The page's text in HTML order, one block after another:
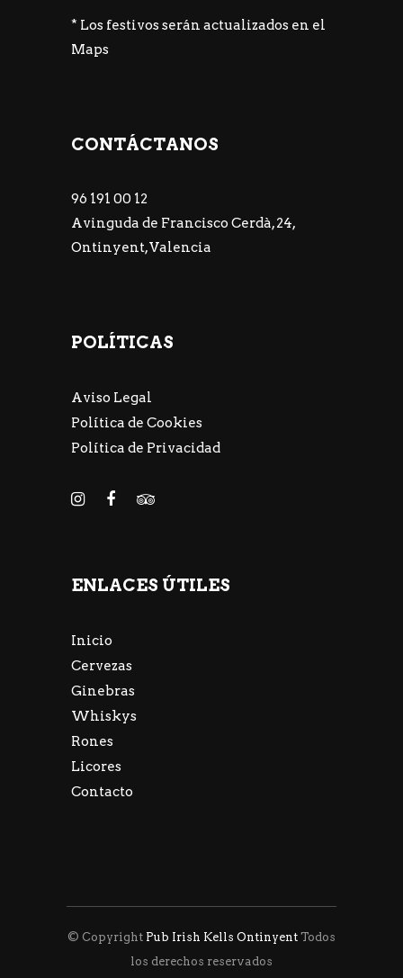
* Los festivos serán actualizados en el
Maps
CONTÁCTANOS
96 191 00 12
Avinguda de Francisco Cerdà, 24,
Ontinyent, Valencia
POLÍTICAS
Aviso Legal
Política de Cookies
Política de Privacidad
ENLACES ÚTILES
Inicio
Cervezas
Ginebras
Whiskys
Rones
Licores
Contacto
© Copyright Pub Irish Kells Ontinyent Todos
los derechos reservados